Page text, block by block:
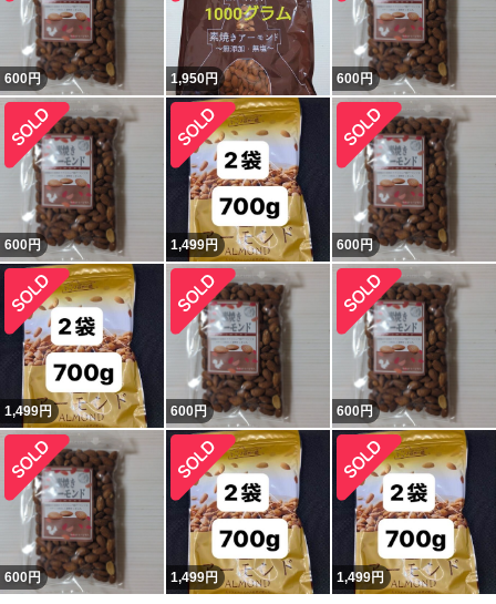
600円 1,950円 600円
600円 1,499円 600円
1,499円 600円 600円
600円 1,499円 1,499円